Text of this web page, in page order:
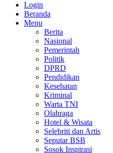
Login
Beranda
Menu
Berita
Nasional
Pemerintah
Politik
DPRD
Pendidikan
Kesehatan
Kriminal
Warta TNI
Olahraga
Hotel & Wisata
Selebriti dan Artis
Seputar BSB
Sosok Inspirasi